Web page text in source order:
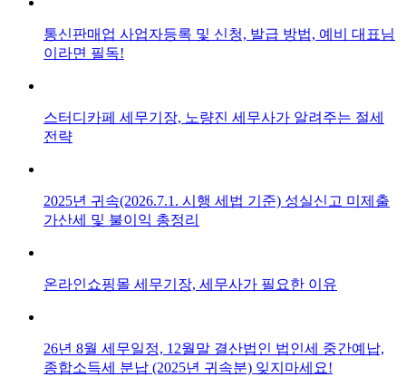
통신판매업 사업자등록 및 신청, 발급 방법, 예비 대표님
이라면 필독!
스터디카페 세무기장, 노량진 세무사가 알려주는 절세
전략
2025년 귀속(2026.7.1. 시행 세법 기준) 성실신고 미제출
가산세 및 불이익 총정리
온라인쇼핑몰 세무기장, 세무사가 필요한 이유
26년 8월 세무일정, 12월말 결산법인 법인세 중간예납,
종합소득세 분납 (2025년 귀속분) 잊지마세요!